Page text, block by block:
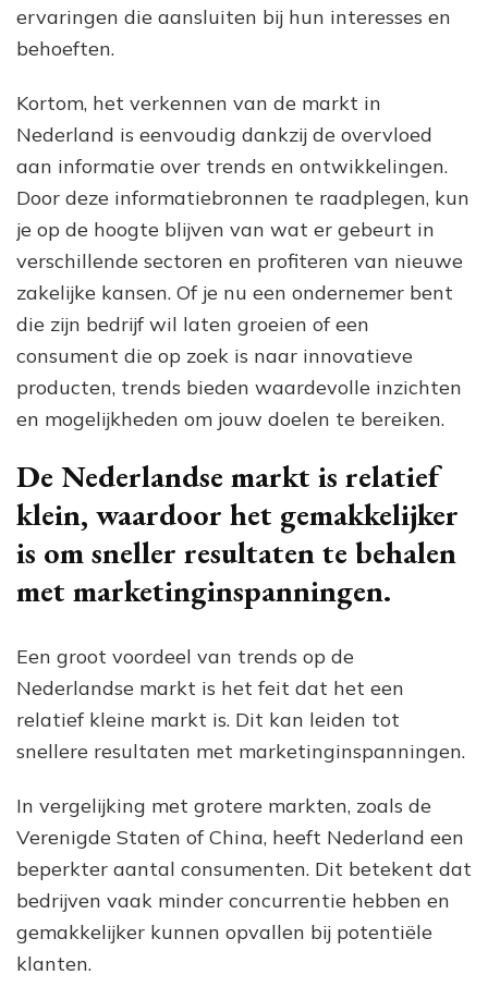
ervaringen die aansluiten bij hun interesses en
behoeften.
Kortom, het verkennen van de markt in
Nederland is eenvoudig dankzij de overvloed
aan informatie over trends en ontwikkelingen.
Door deze informatiebronnen te raadplegen, kun
je op de hoogte blijven van wat er gebeurt in
verschillende sectoren en profiteren van nieuwe
zakelijke kansen. Of je nu een ondernemer bent
die zijn bedrijf wil laten groeien of een
consument die op zoek is naar innovatieve
producten, trends bieden waardevolle inzichten
en mogelijkheden om jouw doelen te bereiken.
De Nederlandse markt is relatief
klein, waardoor het gemakkelijker
is om sneller resultaten te behalen
met marketinginspanningen.
Een groot voordeel van trends op de
Nederlandse markt is het feit dat het een
relatief kleine markt is. Dit kan leiden tot
snellere resultaten met marketinginspanningen.
In vergelijking met grotere markten, zoals de
Verenigde Staten of China, heeft Nederland een
beperkter aantal consumenten. Dit betekent dat
bedrijven vaak minder concurrentie hebben en
gemakkelijker kunnen opvallen bij potentiële
klanten.